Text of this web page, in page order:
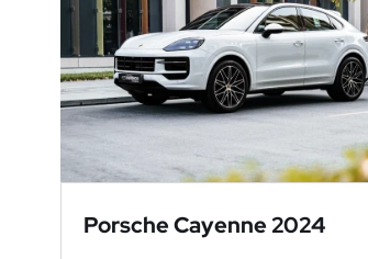
Porsche Cayenne 2024